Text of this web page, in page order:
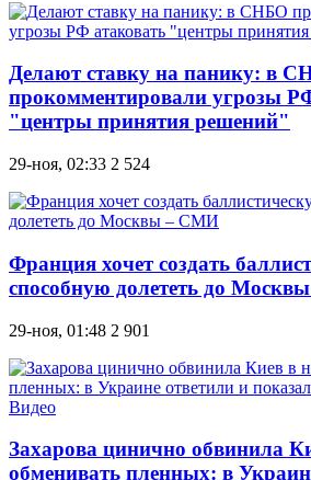
Делают ставку на панику: в
прокомментировали угрозы
"центры принятия решений"
29-ноя, 02:33 2 524
Франция хочет создать
способную долететь до
29-ноя, 01:48 2 901
Захарова цинично обвинила
обменивать пленных: в